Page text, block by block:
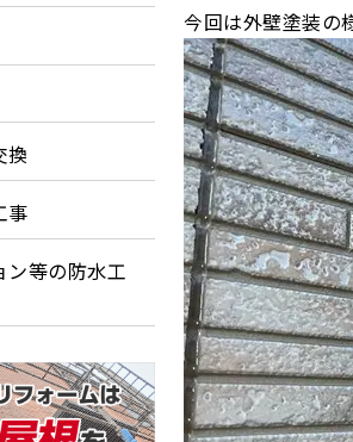
今回は外壁塗装の
換
事
ン等の防水工